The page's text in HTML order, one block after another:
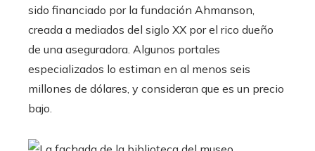
sido financiado por la fundación Ahmanson,
creada a mediados del siglo XX por el rico dueño
de una aseguradora. Algunos portales
especializados lo estiman en al menos seis
millones de dólares, y consideran que es un precio
bajo.